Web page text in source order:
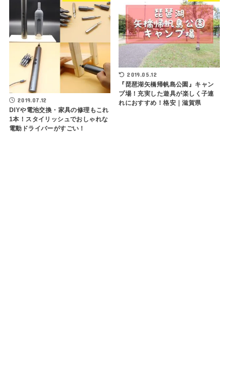
2019.07.12
DIYや電池交換・家具の修理もこれ
1本！スタイリッシュでおしゃれな
電動ドライバーがすごい！
2019.05.12
『琵琶湖矢橋帰帆島公園』キャン
プ場！充実した遊具が楽しく子連
れにおすすめ！格安｜滋賀県